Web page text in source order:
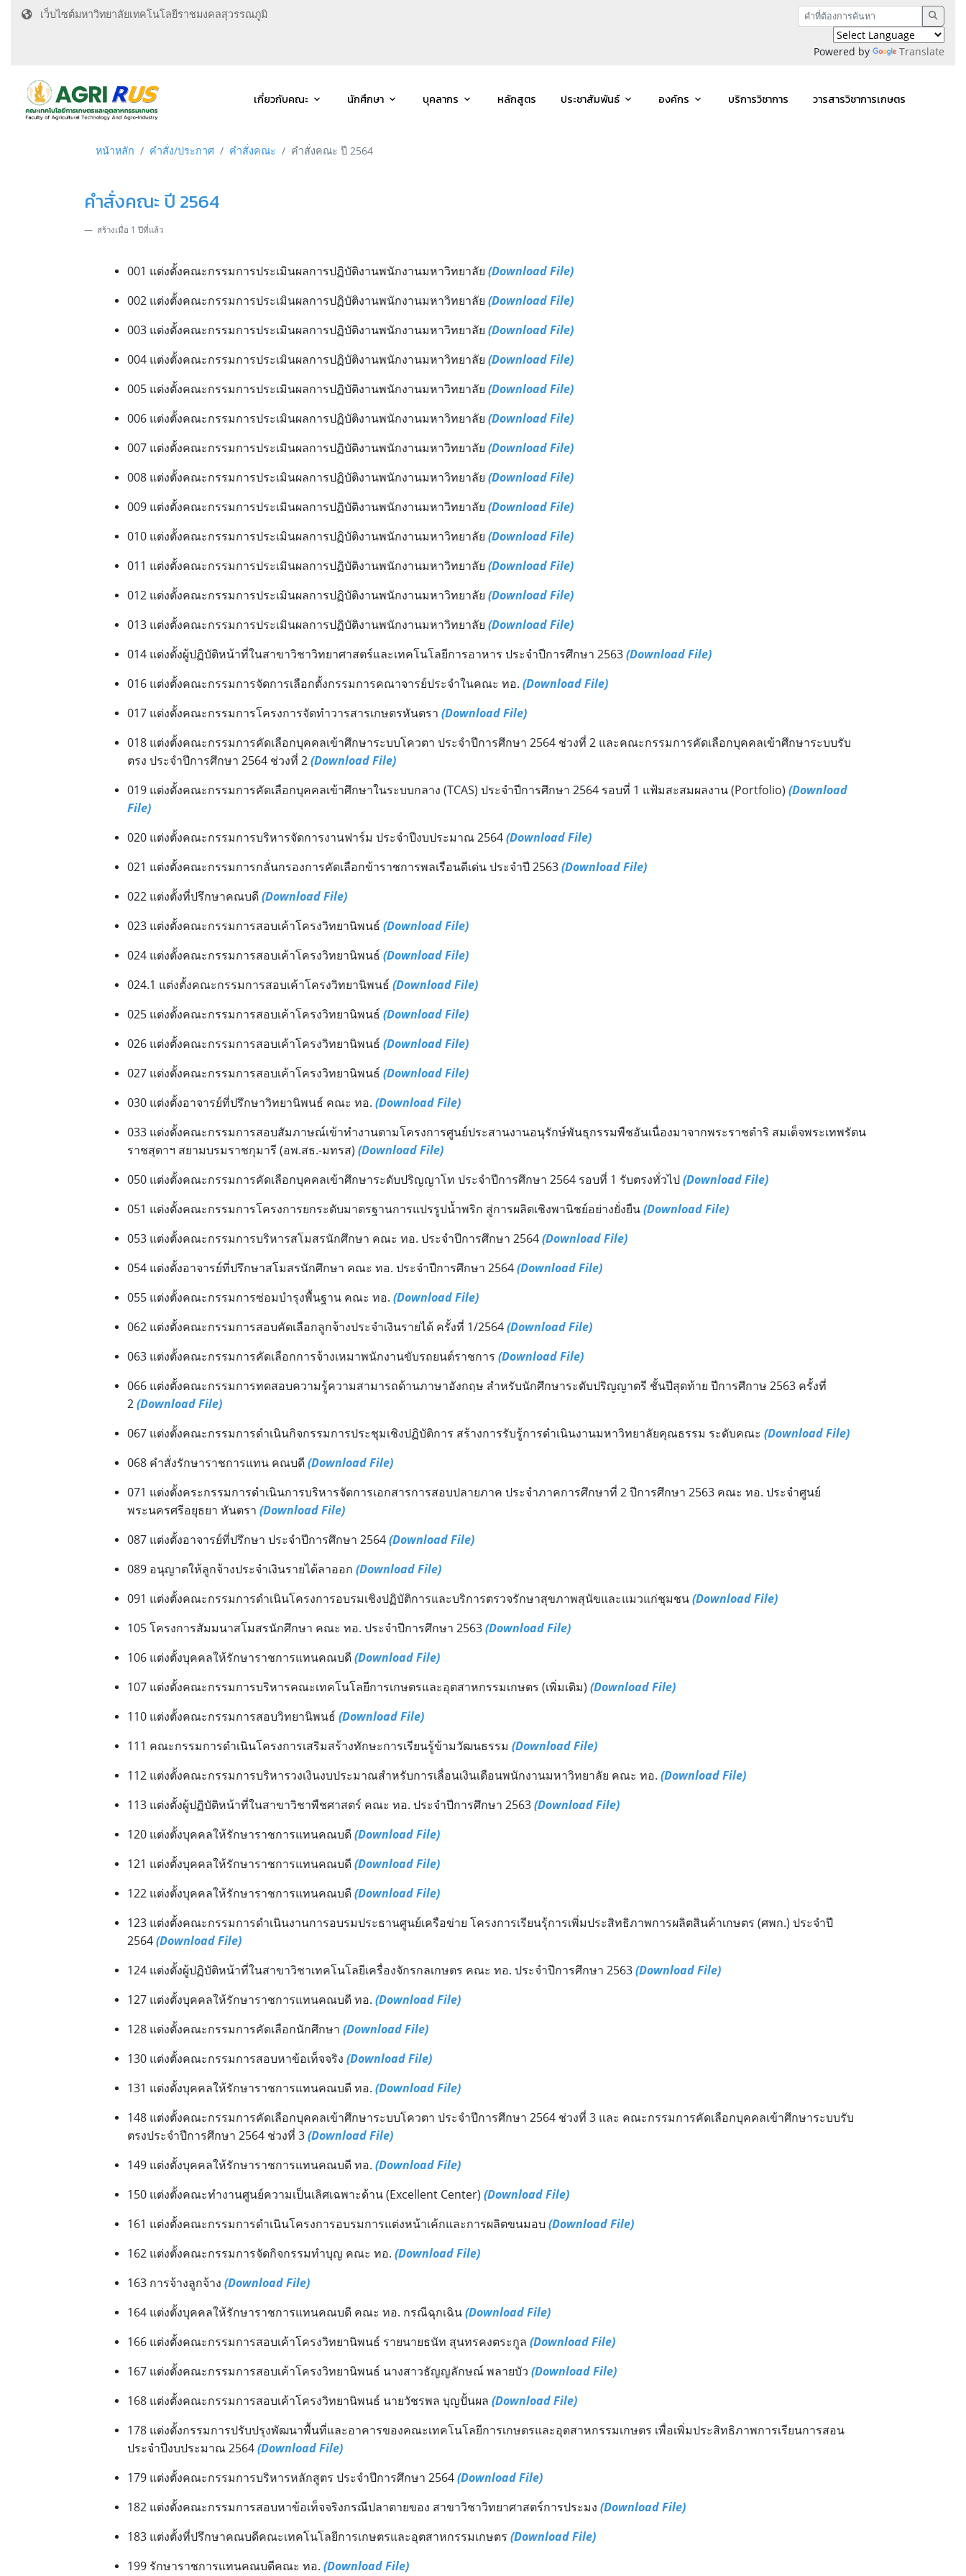
เว็บไซต์มหาวิทยาลัยเทคโนโลยีราชมงคลสุวรรณภูมิ
Powered by Translate
เกี่ยวกับคณะ นักศึกษา บุคลากร หลักสูตร ประชาสัมพันธ์ องค์กร บริการวิชาการ วารสารวิชาการเกษตร
หน้าหลัก คำสั่ง/ประกาศ คำสั่งคณะ คำสั่งคณะ ปี 2564
คำสั่งคณะ ปี 2564
สร้างเมื่อ 1 ปีที่แล้ว
001 แต่งตั้งคณะกรรมการประเมินผลการปฏิบัติงานพนักงานมหาวิทยาลัย (Download File)
002 แต่งตั้งคณะกรรมการประเมินผลการปฏิบัติงานพนักงานมหาวิทยาลัย (Download File)
003 แต่งตั้งคณะกรรมการประเมินผลการปฏิบัติงานพนักงานมหาวิทยาลัย (Download File)
004 แต่งตั้งคณะกรรมการประเมินผลการปฏิบัติงานพนักงานมหาวิทยาลัย (Download File)
005 แต่งตั้งคณะกรรมการประเมินผลการปฏิบัติงานพนักงานมหาวิทยาลัย (Download File)
006 แต่งตั้งคณะกรรมการประเมินผลการปฏิบัติงานพนักงานมหาวิทยาลัย (Download File)
007 แต่งตั้งคณะกรรมการประเมินผลการปฏิบัติงานพนักงานมหาวิทยาลัย (Download File)
008 แต่งตั้งคณะกรรมการประเมินผลการปฏิบัติงานพนักงานมหาวิทยาลัย (Download File)
009 แต่งตั้งคณะกรรมการประเมินผลการปฏิบัติงานพนักงานมหาวิทยาลัย (Download File)
010 แต่งตั้งคณะกรรมการประเมินผลการปฏิบัติงานพนักงานมหาวิทยาลัย (Download File)
011 แต่งตั้งคณะกรรมการประเมินผลการปฏิบัติงานพนักงานมหาวิทยาลัย (Download File)
012 แต่งตั้งคณะกรรมการประเมินผลการปฏิบัติงานพนักงานมหาวิทยาลัย (Download File)
013 แต่งตั้งคณะกรรมการประเมินผลการปฏิบัติงานพนักงานมหาวิทยาลัย (Download File)
014 แต่งตั้งผู้ปฏิบัติหน้าที่ในสาขาวิชาวิทยาศาสตร์และเทคโนโลยีการอาหาร ประจำปีการศึกษา 2563(Download File)
016 แต่งตั้งคณะกรรมการจัดการเลือกตั้งกรรมการคณาจารย์ประจำในคณะ ทอ. (Download File)
017 แต่งตั้งคณะกรรมการโครงการจัดทำวารสารเกษตรหันตรา (Download File)
018 แต่งตั้งคณะกรรมการคัดเลือกบุคคลเข้าศึกษาระบบโควตา ประจำปีการศึกษา 2564 ช่วงที่ 2 และคณะกรรมการคัดเลือกบุคคลเข้าศึกษาระบบรับ
ตรง ประจำปีการศึกษา 2564 ช่วงที่ 2(Download File)
019 แต่งตั้งคณะกรรมการคัดเลือกบุคคลเข้าศึกษาในระบบกลาง (TCAS) ประจำปีการศึกษา 2564 รอบที่ 1 แฟ้มสะสมผลงาน (Portfolio) (Download
File)
020 แต่งตั้งคณะกรรมการบริหารจัดการงานฟาร์ม ประจำปีงบประมาณ 2564(Download File)
021 แต่งตั้งคณะกรรมการกลั่นกรองการคัดเลือกข้าราชการพลเรือนดีเด่น ประจำปี 2563(Download File)
022 แต่งตั้งที่ปรึกษาคณบดี(Download File)
023 แต่งตั้งคณะกรรมการสอบเค้าโครงวิทยานิพนธ์ (Download File)
024 แต่งตั้งคณะกรรมการสอบเค้าโครงวิทยานิพนธ์ (Download File)
024.1 แต่งตั้งคณะกรรมการสอบเค้าโครงวิทยานิพนธ์ (Download File)
025 แต่งตั้งคณะกรรมการสอบเค้าโครงวิทยานิพนธ์ (Download File)
026 แต่งตั้งคณะกรรมการสอบเค้าโครงวิทยานิพนธ์ (Download File)
027 แต่งตั้งคณะกรรมการสอบเค้าโครงวิทยานิพนธ์ (Download File)
030 แต่งตั้งอาจารย์ที่ปรึกษาวิทยานิพนธ์ คณะ ทอ. (Download File)
033 แต่งตั้งคณะกรรมการสอบสัมภาษณ์เข้าทำงานตามโครงการศูนย์ประสานงานอนุรักษ์พันธุกรรมพืชอันเนื่องมาจากพระราชดำริ สมเด็จพระเทพรัตน
ราชสุดาฯ สยามบรมราชกุมารี (อพ.สธ.-มทรส) (Download File)
050 แต่งตั้งคณะกรรมการคัดเลือกบุคคลเข้าศึกษาระดับปริญญาโท ประจำปีการศึกษา 2564 รอบที่ 1 รับตรงทั่วไป(Download File)
051 แต่งตั้งคณะกรรมการโครงการยกระดับมาตรฐานการแปรรูปน้ำพริก สู่การผลิตเชิงพานิชย์อย่างยั่งยืน(Download File)
053 แต่งตั้งคณะกรรมการบริหารสโมสรนักศึกษา คณะ ทอ. ประจำปีการศึกษา 2564(Download File)
054 แต่งตั้งอาจารย์ที่ปรึกษาสโมสรนักศึกษา คณะ ทอ. ประจำปีการศึกษา 2564(Download File)
055 แต่งตั้งคณะกรรมการซ่อมบำรุงพื้นฐาน คณะ ทอ. (Download File)
062 แต่งตั้งคณะกรรมการสอบคัดเลือกลูกจ้างประจำเงินรายได้ ครั้งที่ 1/2564(Download File)
063 แต่งตั้งคณะกรรมการคัดเลือกการจ้างเหมาพนักงานขับรถยนต์ราชการ (Download File)
066 แต่งตั้งคณะกรรมการทดสอบความรู้ความสามารถด้านภาษาอังกฤษ สำหรับนักศึกษาระดับปริญญาตรี ชั้นปีสุดท้าย ปีการศึกาษ 2563 ครั้งที่
2(Download File)
067 แต่งตั้งคณะกรรมการดำเนินกิจกรรมการประชุมเชิงปฏิบัติการ สร้างการรับรู้การดำเนินงานมหาวิทยาลัยคุณธรรม ระดับคณะ (Download File)
068 คำสั่งรักษาราชการแทน คณบดี(Download File)
071 แต่งตั้งคระกรรมการดำเนินการบริหารจัดการเอกสารการสอบปลายภาค ประจำภาคการศึกษาที่ 2 ปีการศึกษา 2563 คณะ ทอ. ประจำศูนย์
พระนครศรีอยุธยา หันตรา (Download File)
087 แต่งตั้งอาจารย์ที่ปรึกษา ประจำปีการศึกษา 2564(Download File)
089 อนุญาตให้ลูกจ้างประจำเงินรายได้ลาออก (Download File)
091 แต่งตั้งคณะกรรมการดำเนินโครงการอบรมเชิงปฏิบัติการและบริการตรวจรักษาสุขภาพสุนัขและแมวแก่ชุมชน(Download File)
105 โครงการสัมมนาสโมสรนักศึกษา คณะ ทอ. ประจำปีการศึกษา 2563(Download File)
106 แต่งตั้งบุคคลให้รักษาราชการแทนคณบดี(Download File)
107 แต่งตั้งคณะกรรมการบริหารคณะเทคโนโลยีการเกษตรและอุตสาหกรรมเกษตร (เพิ่มเติม) (Download File)
110 แต่งตั้งคณะกรรมการสอบวิทยานิพนธ์ (Download File)
111 คณะกรรมการดำเนินโครงการเสริมสร้างทักษะการเรียนรู้ข้ามวัฒนธรรม (Download File)
112 แต่งตั้งคณะกรรมการบริหารวงเงินงบประมาณสำหรับการเลื่อนเงินเดือนพนักงานมหาวิทยาลัย คณะ ทอ. (Download File)
113 แต่งตั้งผู้ปฏิบัติหน้าที่ในสาขาวิชาพืชศาสตร์ คณะ ทอ. ประจำปีการศึกษา 2563(Download File)
120 แต่งตั้งบุคคลให้รักษาราชการแทนคณบดี(Download File)
121 แต่งตั้งบุคคลให้รักษาราชการแทนคณบดี(Download File)
122 แต่งตั้งบุคคลให้รักษาราชการแทนคณบดี(Download File)
123 แต่งตั้งคณะกรรมการดำเนินงานการอบรมประธานศูนย์เครือข่าย โครงการเรียนรุ้การเพิ่มประสิทธิภาพการผลิตสินค้าเกษตร (ศพก.) ประจำปี
2564(Download File)
124 แต่งตั้งผู้ปฏิบัติหน้าที่ในสาขาวิชาเทคโนโลยีเครื่องจักรกลเกษตร คณะ ทอ. ประจำปีการศึกษา 2563(Download File)
127 แต่งตั้งบุคคลให้รักษาราชการแทนคณบดี ทอ. (Download File)
128 แต่งตั้งคณะกรรมการคัดเลือกนักศึกษา (Download File)
130 แต่งตั้งคณะกรรมการสอบหาข้อเท็จจริง (Download File)
131 แต่งตั้งบุคคลให้รักษาราชการแทนคณบดี ทอ. (Download File)
148 แต่งตั้งคณะกรรมการคัดเลือกบุคคลเข้าศึกษาระบบโควตา ประจำปีการศึกษา 2564 ช่วงที่ 3 และ คณะกรรมการคัดเลือกบุคคลเข้าศึกษาระบบรับ
ตรงประจำปีการศึกษา 2564 ช่วงที่ 3(Download File)
149 แต่งตั้งบุคคลให้รักษาราชการแทนคณบดี ทอ. (Download File)
150 แต่งตั้งคณะทำงานศูนย์ความเป็นเลิศเฉพาะด้าน (Excellent Center) (Download File)
161 แต่งตั้งคณะกรรมการดำเนินโครงการอบรมการแต่งหน้าเค้กและการผลิตขนมอบ (Download File)
162 แต่งตั้งคณะกรรมการจัดกิจกรรมทำบุญ คณะ ทอ. (Download File)
163 การจ้างลูกจ้าง (Download File)
164 แต่งตั้งบุคคลให้รักษาราชการแทนคณบดี คณะ ทอ. กรณีฉุกเฉิน(Download File)
166 แต่งตั้งคณะกรรมการสอบเค้าโครงวิทยานิพนธ์ รายนายธนัท สุนทรคงตระกูล (Download File)
167 แต่งตั้งคณะกรรมการสอบเค้าโครงวิทยานิพนธ์ นางสาวธัญญลักษณ์ พลายบัว (Download File)
168 แต่งตั้งคณะกรรมการสอบเค้าโครงวิทยานิพนธ์ นายวัชรพล บุญปั้นผล (Download File)
178 แต่งตั้งกรรมการปรับปรุงพัฒนาพื้นที่และอาคารของคณะเทคโนโลยีการเกษตรและอุตสาหกรรมเกษตร เพื่อเพิ่มประสิทธิภาพการเรียนการสอน
ประจำปีงบประมาณ 2564(Download File)
179 แต่งตั้งคณะกรรมการบริหารหลักสูตร ประจำปีการศึกษา 2564(Download File)
182 แต่งตั้งคณะกรรมการสอบหาข้อเท็จจริงกรณีปลาตายของ สาขาวิชาวิทยาศาสตร์การประมง (Download File)
183 แต่งตั้งที่ปรึกษาคณบดีคณะเทคโนโลยีการเกษตรและอุตสาหกรรมเกษตร (Download File)
199 รักษาราชการแทนคณบดีคณะ ทอ. (Download File)